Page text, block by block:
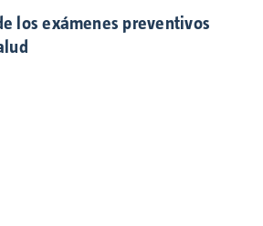
los exámenes preventivos